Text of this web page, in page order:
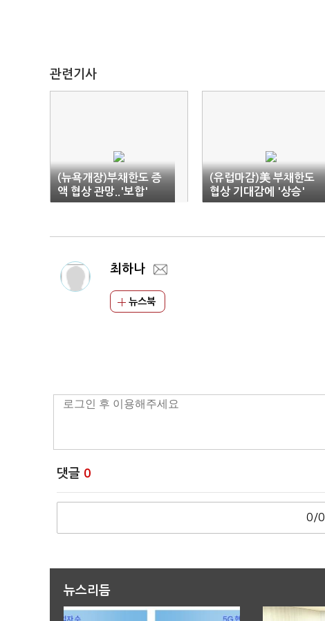
관련기사
(뉴욕개장)부채한도 증
액 협상 관망..'보합'
(유럽마감)美 부채한도
협상 기대감에 '상승'
최하나
뉴스북
댓글 0
0/0
뉴스리듬